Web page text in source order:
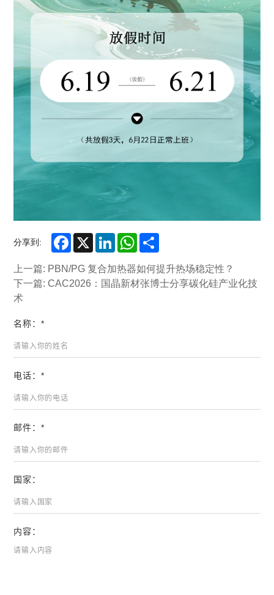
分享到: Facebook
X LinkedInWhatsApp
上一篇: PBN/PG 复合加热器如何提升热场稳定性？
下一篇: CAC2026：国晶新材张博士分享碳化硅产业化技
术
名称：*
电话：*
邮件：*
国家：
内容：